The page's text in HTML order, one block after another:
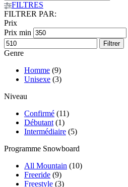
FILTRES
FILTRER PAR:
Prix
Prix min
Filtrer
Genre
Homme (9)
Unisexe (3)
Niveau
Confirmé (11)
Débutant (1)
Intermédiaire (5)
Programme Snowboard
All Mountain (10)
Freeride (9)
Freestyle (3)